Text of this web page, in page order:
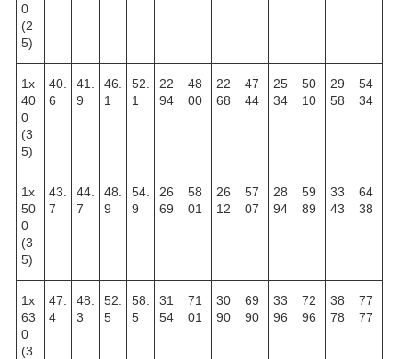
0
(2
5)
1х
40
0
(3
5)
40.
6
41.
9
46.
1
52.
1
22
94
48
00
22
68
47
44
25
34
50
10
29
58
54
34
1х
50
0
(3
5)
43.
7
44.
7
48.
9
54.
9
26
69
58
01
26
12
57
07
28
94
59
89
33
43
64
38
1х
63
0
(3
47.
4
48.
3
52.
5
58.
5
31
54
71
01
30
90
69
90
33
96
72
96
38
78
77
77